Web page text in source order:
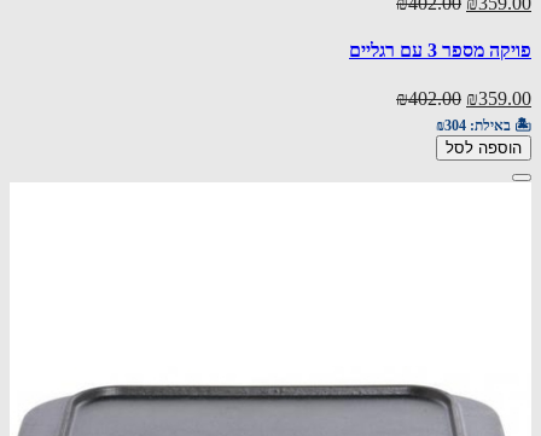
פויקה מספר 3 עם רגליים
₪359.00
₪402.00
🏝️ באילת: ₪304
הוספה לסל